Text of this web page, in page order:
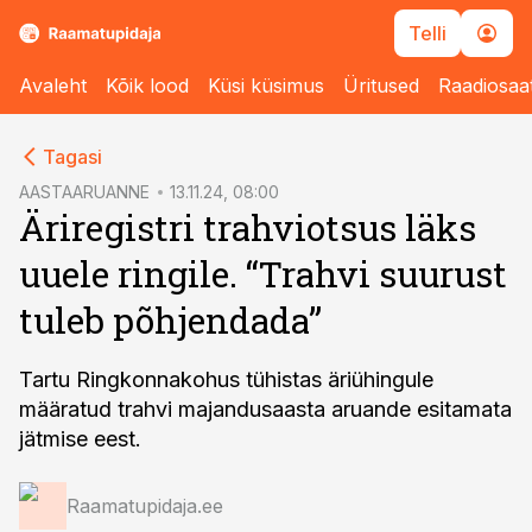
Telli
Avaleht Kõik lood Küsi küsimus Üritused
Tagasi
AASTAARUANNE 13.11.24, 08:00
Äriregistri trahviotsus läks
uuele ringile. “Trahvi suurust
tuleb põhjendada”
Tartu Ringkonnakohus tühistas äriühingule
määratud trahvi majandusaasta aruande esitamata
jätmise eest.
Raamatupidaja.ee